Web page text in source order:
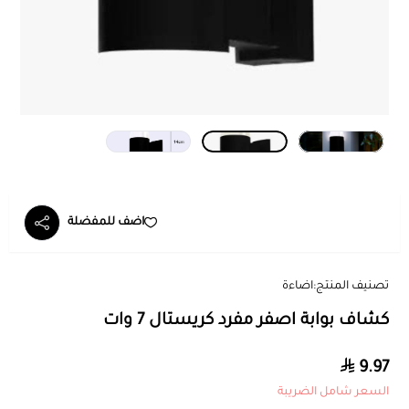
اضف للمفضلة
تصنيف المنتج:اضاءة
كشاف بوابة اصفر مفرد كريستال 7 وات
9.97
السعر شامل الضريبة